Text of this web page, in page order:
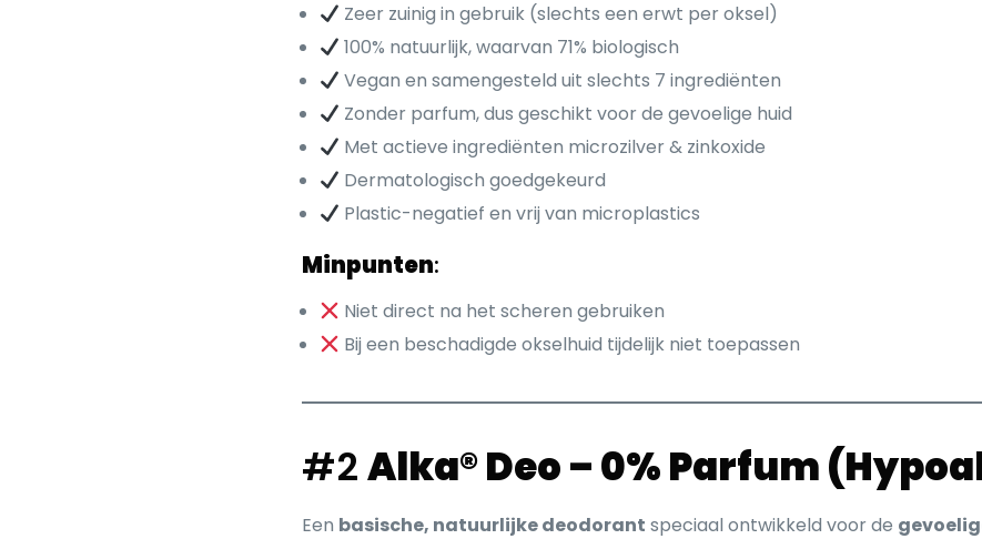
Zeer zuinig in gebruik (slechts een erwt per oksel)
100% natuurlijk, waarvan 71% biologisch
Vegan en samengesteld uit slechts 7 ingrediënten
Zonder parfum, dus geschikt voor de gevoelige huid
Met actieve ingrediënten microzilver & zinkoxide
Dermatologisch goedgekeurd
Plastic-negatief en vrij van microplastics
Minpunten:
Niet direct na het scheren gebruiken
Bij een beschadigde okselhuid tijdelijk niet toepassen
#2Alka® Deo – 0% Parfum
Een basische, natuurlijke deodorant speciaal ontwikkeld voor de